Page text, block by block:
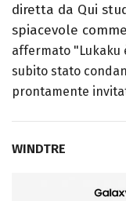
diretta da Qui
spiacevole
affermato "Lukaku
subito stato
prontamente
WINDTRE